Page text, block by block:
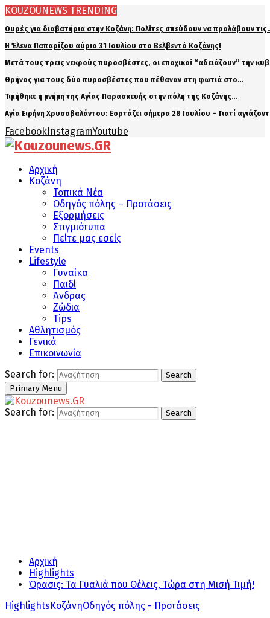
KOUZOUNEWS TRENDING
Ουρές για διαβατήρια στην Κοζάνη: Πολίτες σπεύδουν να προλάβουν
Η Έλενα Παπαρίζου αύριο 31 Ιουλίου στο Βελβεντό Κοζάνης!
Μετά τους τρεις νεκρούς πυροσβέστες, οι εποχικοί “αδειάζουν” την
Θρήνος για τους δύο πυροσβέστες που πέθαναν στη φωτιά στο…
Τιμήθηκε η μνήμη της Αγίας Παρασκευής στην πόλη της Κοζάνης…
Αγία Ειρήνη Χρυσοβαλάντου: Εορτάζει σήμερα 28 Ιουλίου – Γιατί
FacebookInstagramYoutube
Αρχική
Κοζάνη
Τοπικά Νέα
Οδηγός πόλης – Προτάσεις
Εξορμήσεις
Στιγμιότυπα
Πείτε μας εσείς
Events
Lifestyle
Γυναίκα
Παιδί
Άνδρας
Ζώδια
Tips
Αθλητισμός
Γενικά
Επικοινωνία
Search for:
Search
Primary Menu
Search for: Search
Αρχική
Highlights
Όρασις: Τα Γυαλιά που Θέλεις, Τώρα στη Μισή Τιμή!
HighlightsΚοζάνηΟδηγός πόλης - Προτάσεις